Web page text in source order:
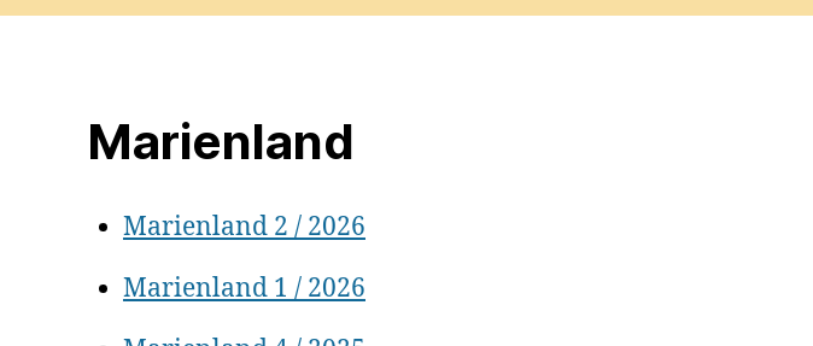
Marienland
Marienland 2 / 2026
Marienland 1 / 2026